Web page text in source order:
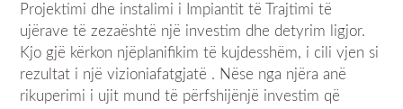
Projektimi dhe instalimi i Impiantit të Trajtimi të
ujërave të zezaështë një investim dhe detyrim ligjor.
Kjo gjë kërkon njëplanifikim të kujdesshëm, i cili vjen si
rezultat i një vizioniafatgjatë . Nëse nga njëra anë
rikuperimi i ujit mund të përfshijënjë investim që